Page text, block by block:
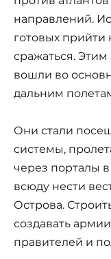
направлений.
готовых
сражаться. Этим
вошли во
дальним
Они стали
системы,
через порталы
всюду нести
Острова.
создавать
правителей и